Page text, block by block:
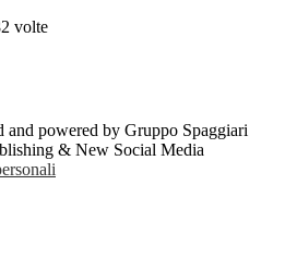
volte
and powered by Gruppo Spaggiari
& New Social Media